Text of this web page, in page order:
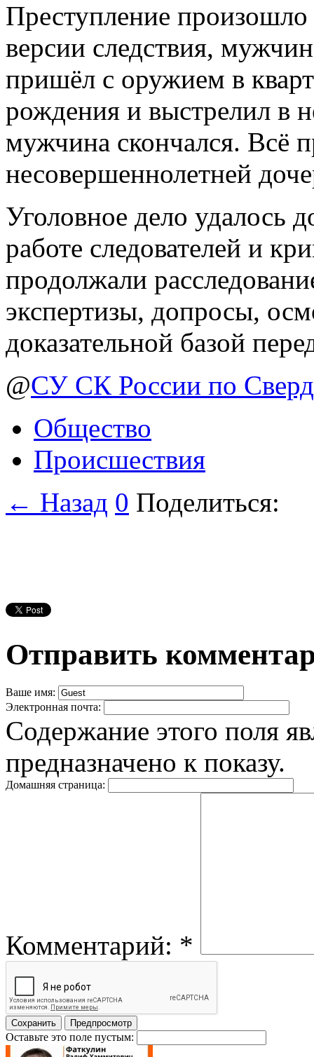
Преступление
версии следствия,
пришёл с оружием в
рождения и выстрелил в
мужчина скончался. Всё
несовершеннолетней
Уголовное дело удалось
работе следователей и
продолжали
экспертизы, допросы,
доказательной базой
@СУ СК России по
Общество
Происшествия
← Назад 0 Поделиться:
Отправить
Ваше имя:
Электронная почта:
Содержание этого поля
предназначено к показу.
Домашняя страница:
Комментарий: *
Оставьте это поле пустым: